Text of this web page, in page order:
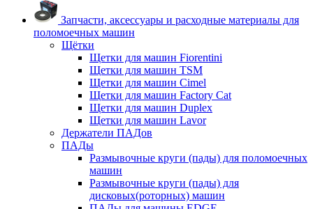
Запчасти, аксессуары и расходные материалы для
поломоечных машин
Щётки
Щетки для машин Fiorentini
Щетки для машин TSM
Щетки для машин Cimel
Щетки для машин Factory Cat
Щетки для машин Duplex
Щетки для машин Lavor
Держатели ПАДов
ПАДы
Размывочные круги (пады) для поломоечных
машин
Размывочные круги (пады) для
дисковых(роторных) машин